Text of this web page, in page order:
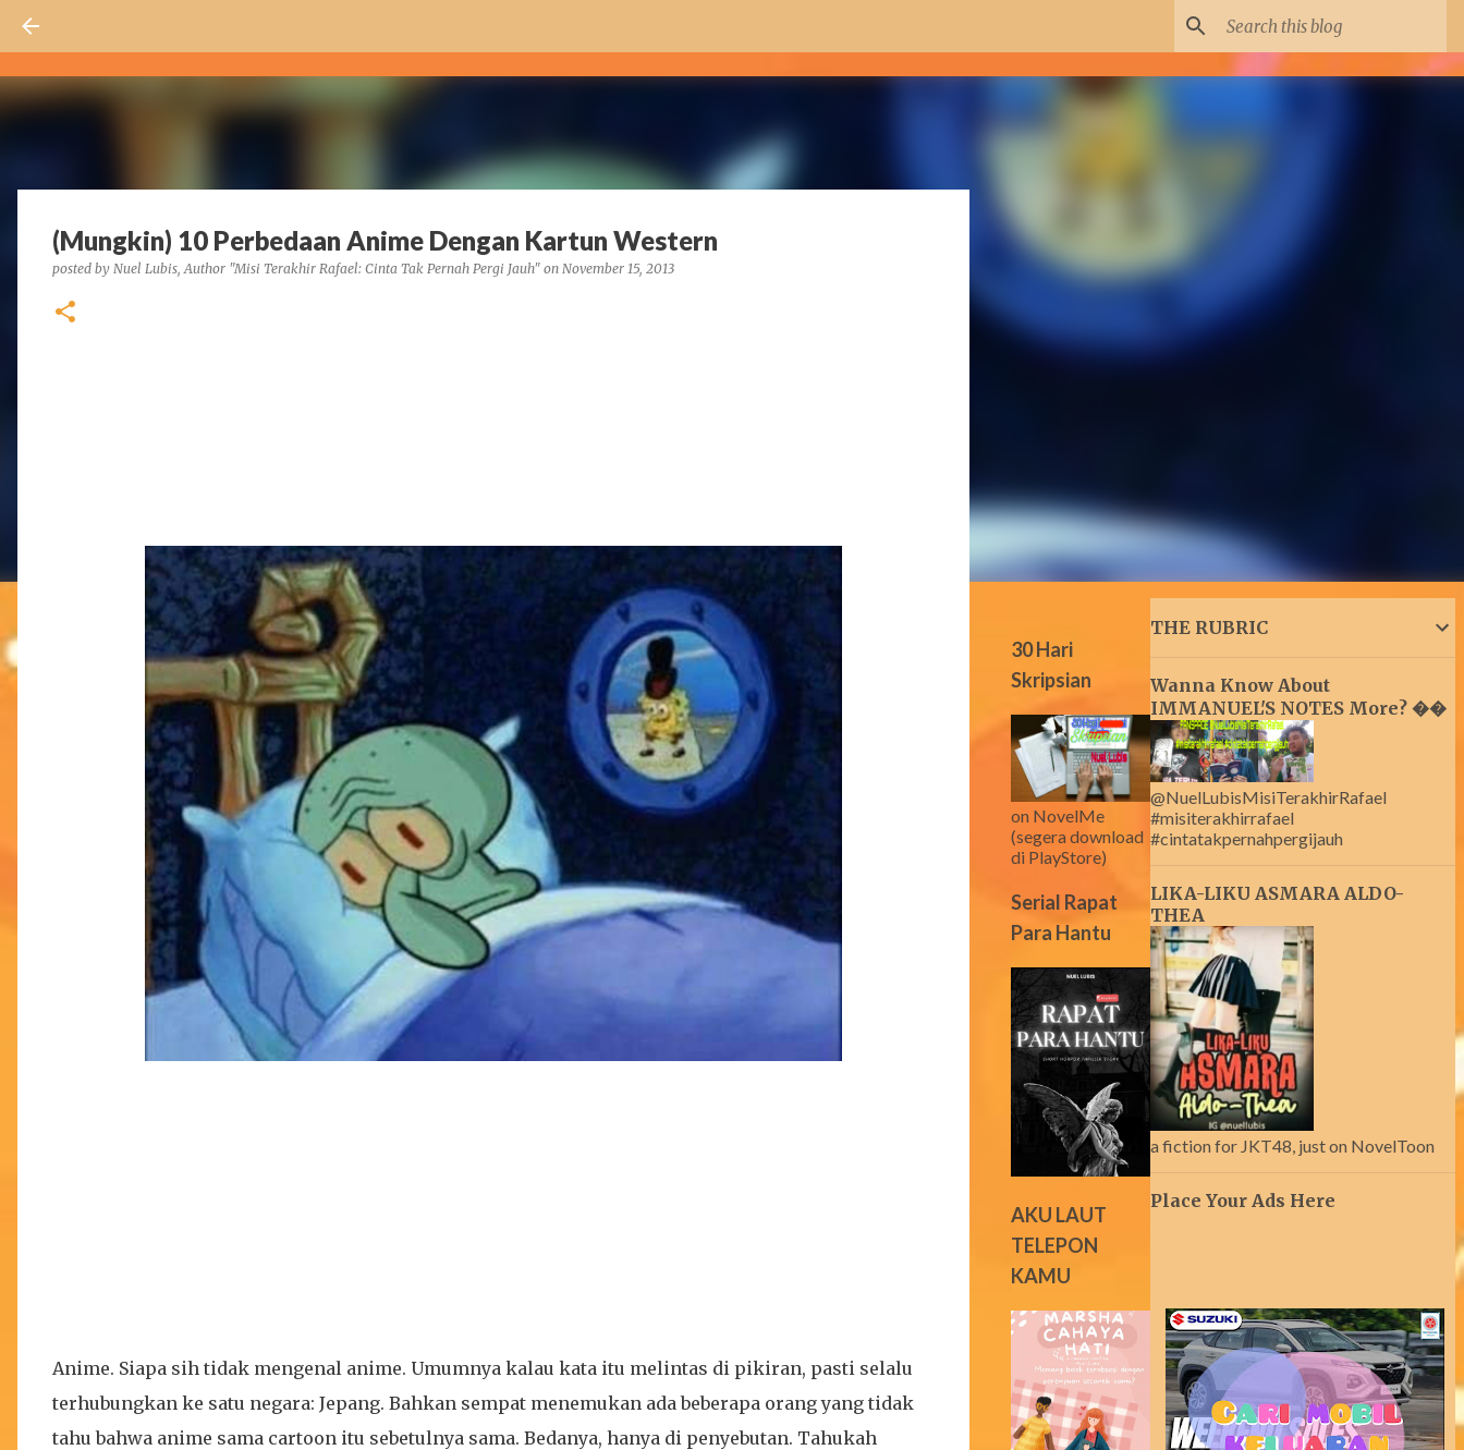
(Mungkin) 10 Perbedaan Anime Dengan Kartun Western
posted by Nuel Lubis, Author "Misi Terakhir Rafael: Cinta Tak Pernah Pergi Jauh" on November 15, 2013
Anime. Siapa sih tidak mengenal anime. Umumnya kalau kata itu melintas di pikiran, pasti selalu
terhubungkan ke satu negara: Jepang. Bahkan sempat menemukan ada beberapa orang yang tidak
tahu bahwa anime sama cartoon itu sebetulnya sama. Bedanya, hanya di penyebutan. Tahukah
30 Hari
Skripsian
on NovelMe
(segera download
di PlayStore)
Serial Rapat
Para Hantu
AKU LAUT
TELEPON
KAMU
THE RUBRIC
Wanna Know About
IMMANUEL'S NOTES More? ��
@NuelLubisMisiTerakhirRafael
#misiterakhirrafael
#cintatakpernahpergijauh
LIKA-LIKU ASMARA ALDO-
THEA
a fiction for JKT48, just on NovelToon
Place Your Ads Here